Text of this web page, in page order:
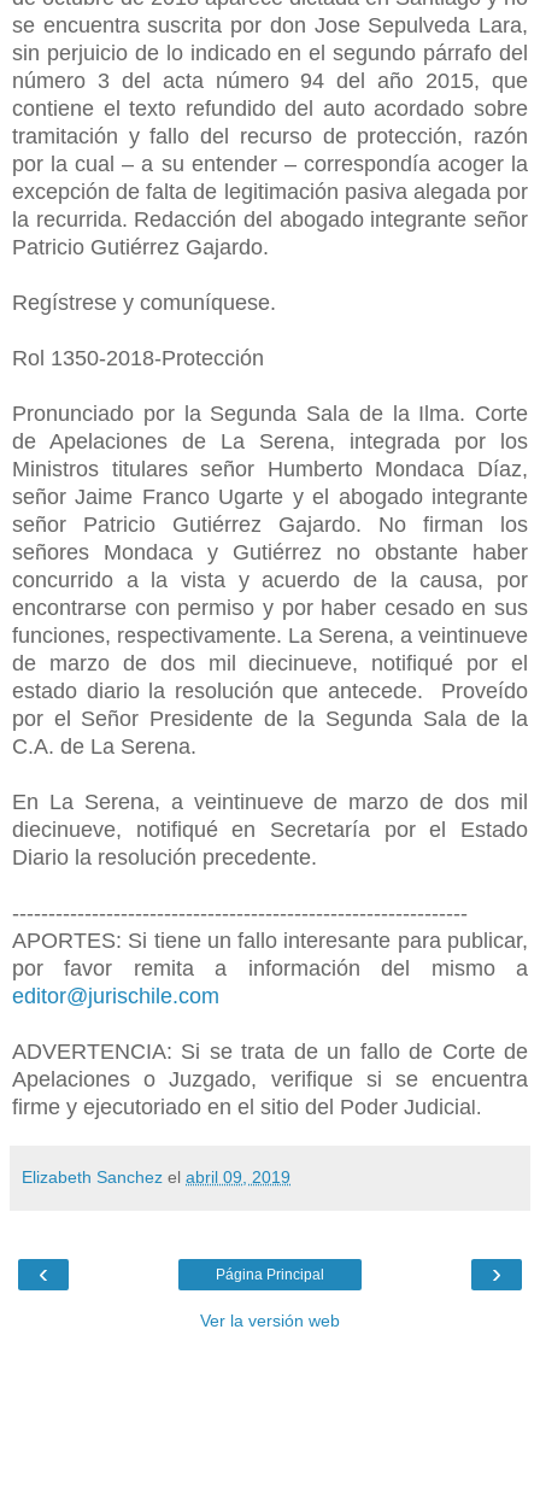
se encuentra suscrita por don Jose Sepulveda Lara,
sin perjuicio de lo indicado en el segundo párrafo del
número 3 del acta número 94 del año 2015, que
contiene el texto refundido del auto acordado sobre
tramitación y fallo del recurso de protección, razón
por la cual – a su entender – correspondía acoger la
excepción de falta de legitimación pasiva alegada por
la recurrida. Redacción del abogado integrante señor
Patricio Gutiérrez Gajardo.
Regístrese y comuníquese.
Rol 1350-2018-Protección
Pronunciado por la Segunda Sala de la Ilma. Corte
de Apelaciones de La Serena, integrada por los
Ministros titulares señor Humberto Mondaca Díaz,
señor Jaime Franco Ugarte y el abogado integrante
señor Patricio Gutiérrez Gajardo. No firman los
señores Mondaca y Gutiérrez no obstante haber
concurrido a la vista y acuerdo de la causa, por
encontrarse con permiso y por haber cesado en sus
funciones, respectivamente. La Serena, a veintinueve
de marzo de dos mil diecinueve, notifiqué por el
estado diario la resolución que antecede. Proveído
por el Señor Presidente de la Segunda Sala de la
C.A. de La Serena.
En La Serena, a veintinueve de marzo de dos mil
diecinueve, notifiqué en Secretaría por el Estado
Diario la resolución precedente.
---------------------------------------------------------------
APORTES: Si tiene un fallo interesante para publicar,
por favor remita a información del mismo a
editor@jurischile.com
ADVERTENCIA: Si se trata de un fallo de Corte de
Apelaciones o Juzgado, verifique si se encuentra
firme y ejecutoriado en el sitio del Poder Judicia l.
Elizabeth Sanchez el abril 09, 2019
‹ ›
Página Principal
Ver la versión web